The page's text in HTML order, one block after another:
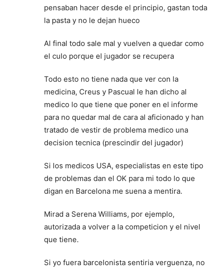
pensaban hacer desde el principio, gastan toda
la pasta y no le dejan hueco
Al final todo sale mal y vuelven a quedar como
el culo porque el jugador se recupera
Todo esto no tiene nada que ver con la
medicina, Creus y Pascual le han dicho al
medico lo que tiene que poner en el informe
para no quedar mal de cara al aficionado y han
tratado de vestir de problema medico una
decision tecnica (prescindir del jugador)
Si los medicos USA, especialistas en este tipo
de problemas dan el OK para mi todo lo que
digan en Barcelona me suena a mentira.
Mirad a Serena Williams, por ejemplo,
autorizada a volver a la competicion y el nivel
que tiene.
Si yo fuera barcelonista sentiria verguenza, no